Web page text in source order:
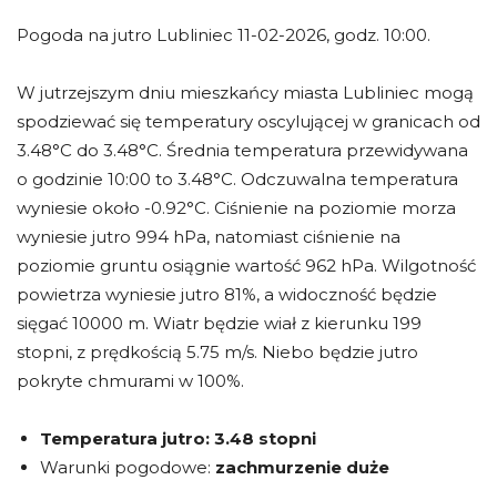
Pogoda na jutro Lubliniec 11-02-2026, godz. 10:00.
W jutrzejszym dniu mieszkańcy miasta Lubliniec mogą
spodziewać się temperatury oscylującej w granicach od
3.48°C do 3.48°C. Średnia temperatura przewidywana
o godzinie 10:00 to 3.48°C. Odczuwalna temperatura
wyniesie około -0.92°C. Ciśnienie na poziomie morza
wyniesie jutro 994 hPa, natomiast ciśnienie na
poziomie gruntu osiągnie wartość 962 hPa. Wilgotność
powietrza wyniesie jutro 81%, a widoczność będzie
sięgać 10000 m. Wiatr będzie wiał z kierunku 199
stopni, z prędkością 5.75 m/s. Niebo będzie jutro
pokryte chmurami w 100%.
Temperatura jutro: 3.48 stopni
Warunki pogodowe: zachmurzenie duże